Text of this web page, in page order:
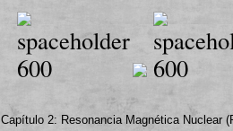
Capítulo 2: Resonancia Magnética